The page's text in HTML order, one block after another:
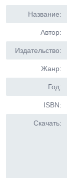
Название:
Автор:
Издательство:
Жанр:
Год:
ISBN:
Скачать: